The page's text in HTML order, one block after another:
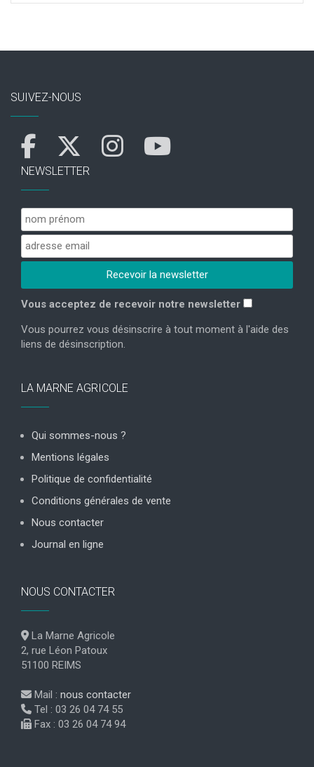
SUIVEZ-NOUS
NEWSLETTER
Vous acceptez de recevoir notre newsletter
Vous pourrez vous désinscrire à tout moment à l'aide des
liens de désinscription.
LA MARNE AGRICOLE
Qui sommes-nous ?
Mentions légales
Politique de confidentialité
Conditions générales de vente
Nous contacter
Journal en ligne
NOUS CONTACTER
La Marne Agricole
2, rue Léon Patoux
51100 REIMS
Mail : nous contacter
Tel : 03 26 04 74 55
Fax : 03 26 04 74 94